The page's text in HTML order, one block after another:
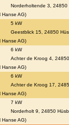
Norderholtende 3, 24850
Hanse AG)
5 kW
Geestblick 15, 24850
Hanse AG)
6 kW
Achter de Kroog 4,
Hanse AG)
6 kW
Achter de Kroog 17,
Hanse AG)
7 kW
Norderholt 9, 24850
Hanse AG)